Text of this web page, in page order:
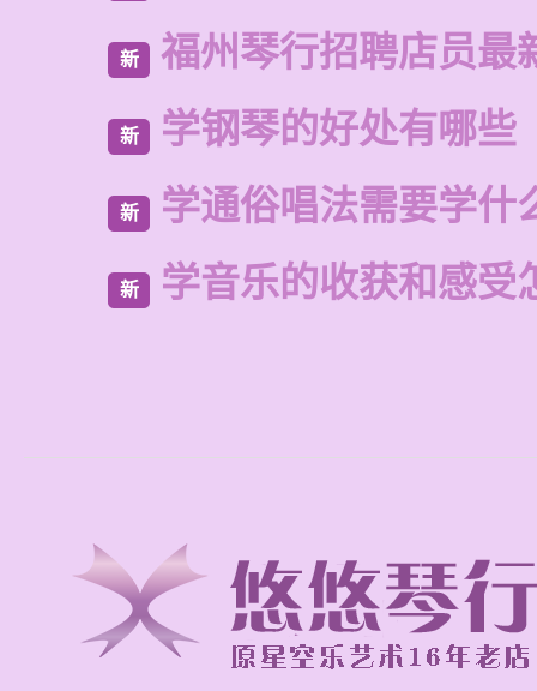
新 福州琴行招聘店员最
新 学钢琴的好处有哪些
新 学通俗唱法需要学什
新 学音乐的收获和感受